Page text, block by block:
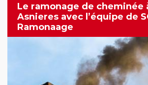
Le ramonage de cheminée
Asnieres avec l’équipe de
Ramonaage